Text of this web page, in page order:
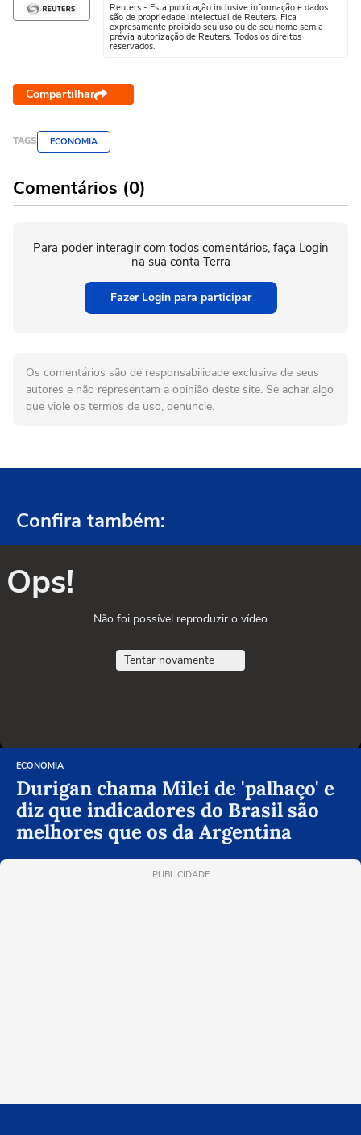
Reuters - Esta publicação inclusive informação e dados
são de propriedade intelectual de Reuters. Fica
expresamente proibido seu uso ou de seu nome sem a
prévia autorização de Reuters. Todos os direitos
reservados.
Compartilhar
TAGS ECONOMIA
Comentários (0)
Para poder interagir com todos comentários, faça Login
na sua conta Terra
Fazer Login para participar
Os comentários são de responsabilidade exclusiva de seus
autores e não representam a opinião deste site. Se achar algo
que viole os termos de uso, denuncie.
Confira também:
Ops!
Não foi possível reproduzir o vídeo
Tentar novamente
ECONOMIA
Durigan chama Milei de 'palhaço' e
diz que indicadores do Brasil são
melhores que os da Argentina
PUBLICIDADE